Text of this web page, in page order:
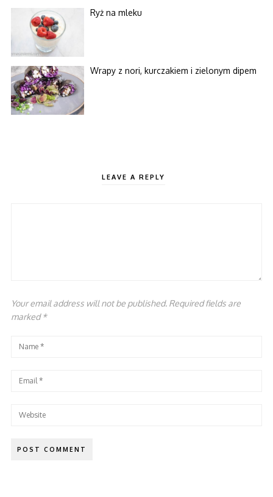
Ryż na mleku
Wrapy z nori, kurczakiem i zielonym dipem
LEAVE A REPLY
Your email address will not be published. Required fields are
marked*